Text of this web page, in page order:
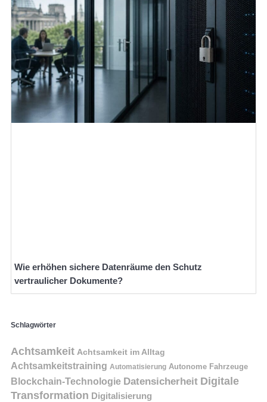
Wie erhöhen sichere Datenräume den Schutz
vertraulicher Dokumente?
Schlagwörter
Achtsamkeit Achtsamkeit im Alltag
Achtsamkeitstraining Automatisierung Autonome Fahrzeuge
Blockchain-Technologie Datensicherheit Digitale
Transformation Digitalisierung